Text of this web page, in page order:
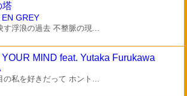
塔
EN GREY
す浮浪の過去 不整脈の現...
YOUR MIND feat. Yutaka Furukawa
の私を好きだって ホント...